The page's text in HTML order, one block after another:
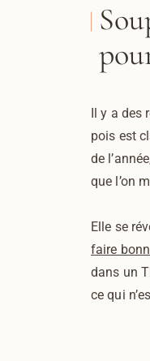
Il y a des
pois est
de
que l’on
Elle se
faire
dans un
ce qui